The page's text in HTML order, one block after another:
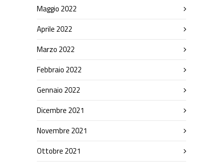
Maggio 2022
Aprile 2022
Marzo 2022
Febbraio 2022
Gennaio 2022
Dicembre 2021
Novembre 2021
Ottobre 2021